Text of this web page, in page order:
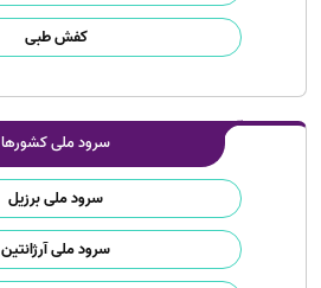
کفش طبی
سرود ملی کشورها
سرود ملی برزیل
سرود ملی آرژانتین